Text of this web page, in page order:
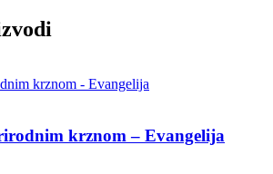
krznom – Evangelija